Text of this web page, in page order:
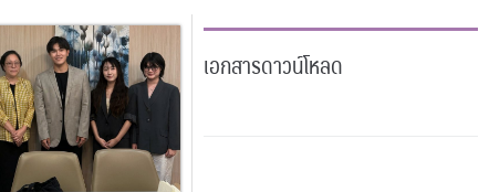
เอกสารดาวน์โหลด